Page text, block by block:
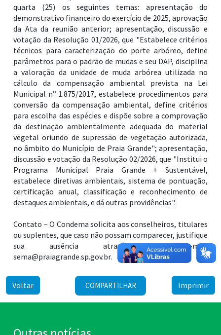
quarta (25) os seguintes temas: apresentação do
demonstrativo financeiro do exercício de 2025, aprovação
da Ata da reunião anterior; apresentação, discussão e
votação da Resolução 01/2026, que "Estabelece critérios
técnicos para caracterização do porte arbóreo, define
parâmetros para o padrão de mudas e seu DAP, disciplina
a valoração da unidade de muda arbórea utilizada no
cálculo da compensação ambiental prevista na Lei
Municipal nº 1.875/2017, estabelece procedimentos para
conversão da compensação ambiental, define critérios
para escolha das espécies e dispõe sobre a comprovação
da destinação ambientalmente adequada do material
vegetal oriundo de supressão de vegetação autorizada,
no âmbito do Município de Praia Grande"; apresentação,
discussão e votação da Resolução 02/2026, que "Institui o
Programa Municipal Praia Grande + Sustentável,
estabelece diretivas ambientais, sistema de pontuação,
certificação anual, classificação e reconhecimento de
destaques ambientais, e dá outras providências".
Contato – O Condema solicita aos conselheiros, titulares
ou suplentes, que caso não possam comparecer, justifique
sua ausência através do e-mail
sema@praiagrande.sp.gov.br.
Voltar COMPARTILHAR Imprimir